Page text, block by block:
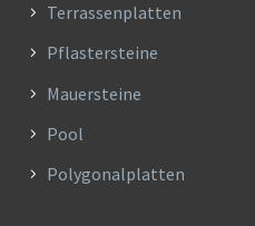
Terrassenplatten
Pflastersteine
Mauersteine
Pool
Polygonalplatten